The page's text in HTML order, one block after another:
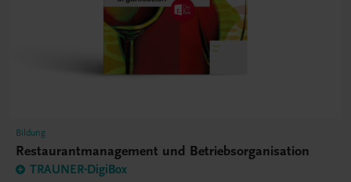
Bildung
Restaurantmanagement und Betriebsorganisation
TRAUNER-DigiBox